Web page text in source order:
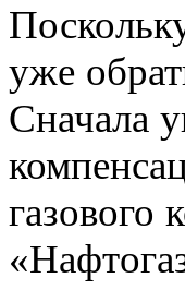
уже
Сначала
газового